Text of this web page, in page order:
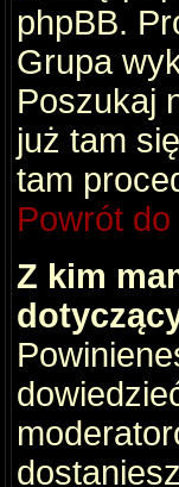
phpBB.
Grupa
Poszukaj
już tam
tam
Powrót
Z kim